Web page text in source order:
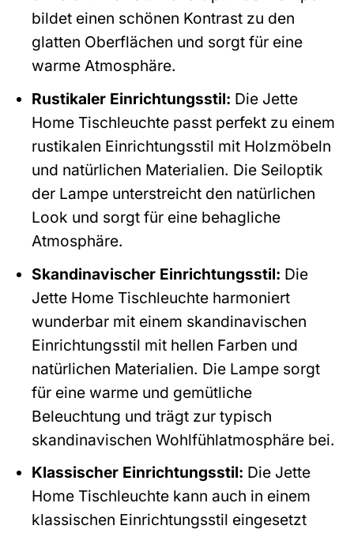
bildet einen schönen Kontrast zu den
glatten Oberflächen und sorgt für eine
warme Atmosphäre.
Rustikaler Einrichtungsstil: Die Jette
Home Tischleuchte passt perfekt zu einem
rustikalen Einrichtungsstil mit Holzmöbeln
und natürlichen Materialien. Die Seiloptik
der Lampe unterstreicht den natürlichen
Look und sorgt für eine behagliche
Atmosphäre.
Skandinavischer Einrichtungsstil: Die
Jette Home Tischleuchte harmoniert
wunderbar mit einem skandinavischen
Einrichtungsstil mit hellen Farben und
natürlichen Materialien. Die Lampe sorgt
für eine warme und gemütliche
Beleuchtung und trägt zur typisch
skandinavischen Wohlfühlatmosphäre bei.
Klassischer Einrichtungsstil: Die Jette
Home Tischleuchte kann auch in einem
klassischen Einrichtungsstil eingesetzt